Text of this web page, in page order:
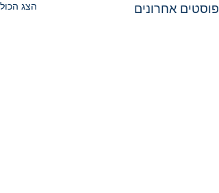
פוסטים אחרונים הצג הכול